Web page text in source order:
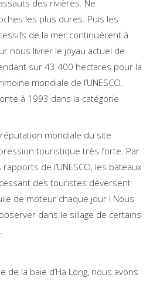
des rivières. Ne
les plus dures. Puis les
de la mer continuèrent à
nous livrer le joyau actuel de
sur 43 400 hectares pour la
mondiale de l’UNESCO.
à 1993 dans la catégorie
mondiale du site
pression touristique très forte. Par
de l’UNESCO, les bateaux
des touristes déversent
de moteur chaque jour ! Nous
dans le sillage de certains
de la baie d’Hạ Long, nous avons